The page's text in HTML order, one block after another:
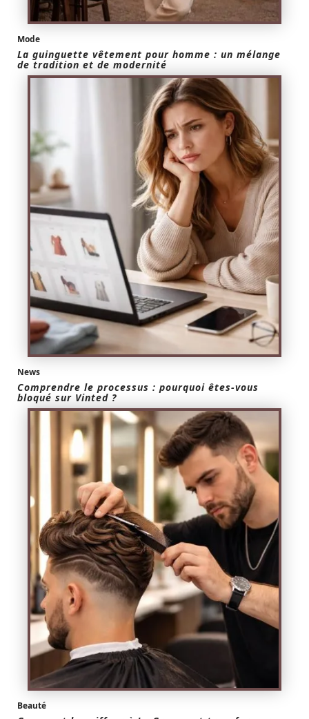
Mode
La guinguette vêtement pour homme : un mélange
de tradition et de modernité
News
Comprendre le processus : pourquoi êtes-vous
bloqué sur Vinted ?
Beauté